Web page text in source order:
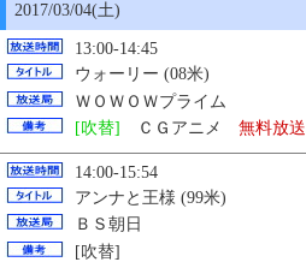
2017/03/04(土)
13:00-14:45
ウォーリー (08米)
ＷＯＷＯＷプライム
[吹替]
ＣＧアニメ 無料放送
14:00-15:54
アンナと王様 (99米)
ＢＳ朝日
[吹替]